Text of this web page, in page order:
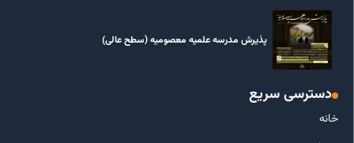
پذیرش مدرسه علمیه معصومیه‌ (سطح عالی)
دسترسی سریع
خانه